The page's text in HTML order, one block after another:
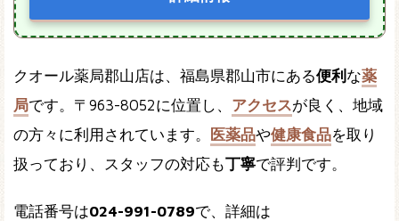
クオール薬局郡山店は、福島県郡山市にある便利 な薬
局です。〒963-8052に位置し、 アクセスが良く、地域
の方々に利用されています。
医薬品や健康食品を取り
扱っており、スタッフの対応も丁寧で評判です。
電話番号は024-991-0789で、詳細は